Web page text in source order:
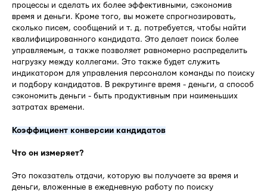
процессы и сделать их более эффективными, сэкономив
время и деньги. Кроме того, вы можете спрогнозировать,
сколько писем, сообщений и т. д. потребуется, чтобы найти
квалифицированного кандидата. Это делает поиск более
управляемым, а также позволяет равномерно распределить
нагрузку между коллегами. Это также будет служить
индикатором для управления персоналом команды по поиску
и подбору кандидатов. В рекрутинге время - деньги, а способ
сэкономить деньги - быть продуктивным при наименьших
затратах времени.
Коэффициент конверсии кандидатов
Что он измеряет?
Это показатель отдачи, которую вы получаете за время и
деньги, вложенные в ежедневную работу по поиску